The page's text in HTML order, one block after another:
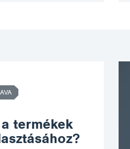
termékek